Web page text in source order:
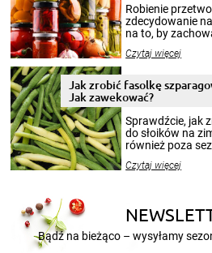
Robienie
zdecydowanie
na to, by
krajobrazów, by
pełni poczuć
miesięcy.
patenty, które
przetworów.
Czytaj więcej
Jak zrobić fasolkę
Jak zawekować?
Sprawdźcie, jak
do słoików na
również poza
nasze propozycje!
Czytaj więcej
Bądź na bieżąco – wysyłamy